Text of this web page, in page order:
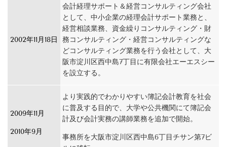
2002年11月18日
会計経理サポート＆経営コンサルティング会社
として、中小企業の経理会計サポート業務と、
経営相談業務、資金繰りコンサルティング・財
務コンサルティング・経営コンサルティングな
どコンサルティング業務を行う会社として、大
阪市淀川区西中島7丁目に有限会社エーエスシー
を設立する。
2009年11月
2010年9月
より実践的でわかりやすい簿記会計教育を社会
に普及する目的で、大学や公共機関にて簿記会
計及び会計実務の講師業務を追加で開始。
事務所を大阪市淀川区西中島6丁目チサン第7ビ